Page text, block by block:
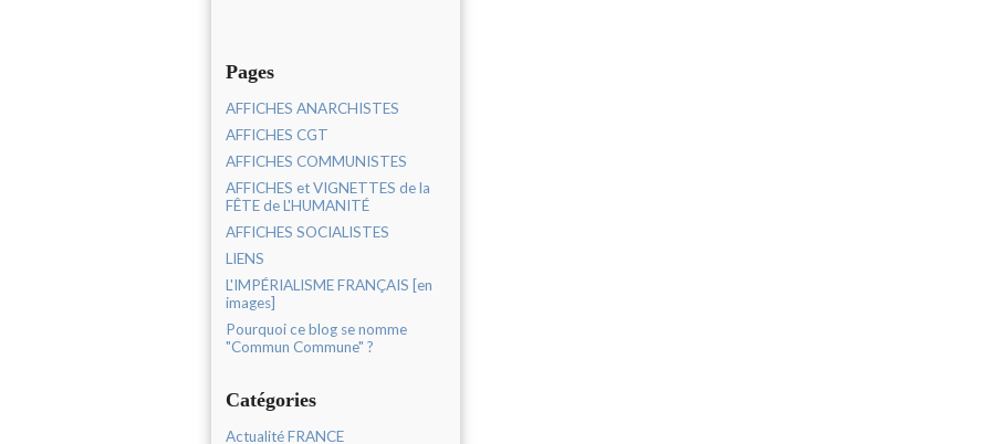
Pages
AFFICHES ANARCHISTES
AFFICHES CGT
AFFICHES COMMUNISTES
AFFICHES et VIGNETTES de la
FÊTE de L'HUMANITÉ
AFFICHES SOCIALISTES
LIENS
L'IMPÉRIALISME FRANÇAIS [en
images]
Pourquoi ce blog se nomme
"Commun Commune" ?
Catégories
Actualité FRANCE